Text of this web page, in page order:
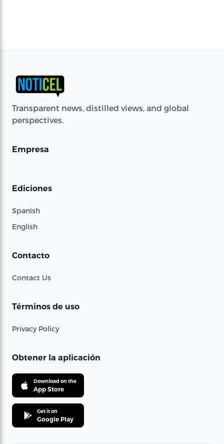
Transparent news, distilled views, and global
perspectives.
Empresa
Ediciones
Spanish
English
Contacto
Contact Us
Términos de uso
Privacy Policy
Obtener la aplicación
Download on the
App Store
Get it on
Google Play